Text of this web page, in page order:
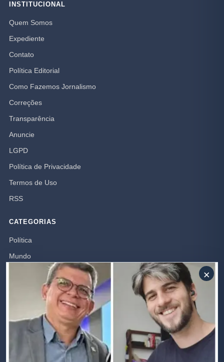
INSTITUCIONAL
Quem Somos
Expediente
Contato
Política Editorial
Como Fazemos Jornalismo
Correções
Transparência
Anuncie
LGPD
Política de Privacidade
Termos de Uso
RSS
CATEGORIAS
Política
Mundo
Campos dos Goytacazes
Rio de Janeiro
SIGA-NOS
×